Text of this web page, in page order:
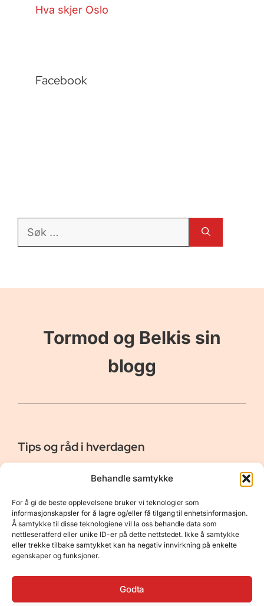
Behandle samtykke
For å gi de beste opplevelsene bruker vi teknologier som
informasjonskapsler for å lagre og/eller få tilgang til enhetsinformasjon.
Å samtykke til disse teknologiene vil la oss behandle data som
nettleseratferd eller unike ID-er på dette nettstedet. Ikke å samtykke
eller trekke tilbake samtykket kan ha negativ innvirkning på enkelte
egenskaper og funksjoner.
Godta
Hva skjer Oslo
Facebook
Søk
Tormod og Belkis sin
blogg
Tips og råd i hverdagen
Er vår bloggside hvor vi ønsker å dele våre opplevelser og
gi deg råd og tips innen reiser, hotell - og restauranter,
naturopplevelser, personlig pleie, data, film og bøker m.m.
Nyttige Linker
Om oss
Kontakt
Resurser
Personvernerklæring
Opphavsrett